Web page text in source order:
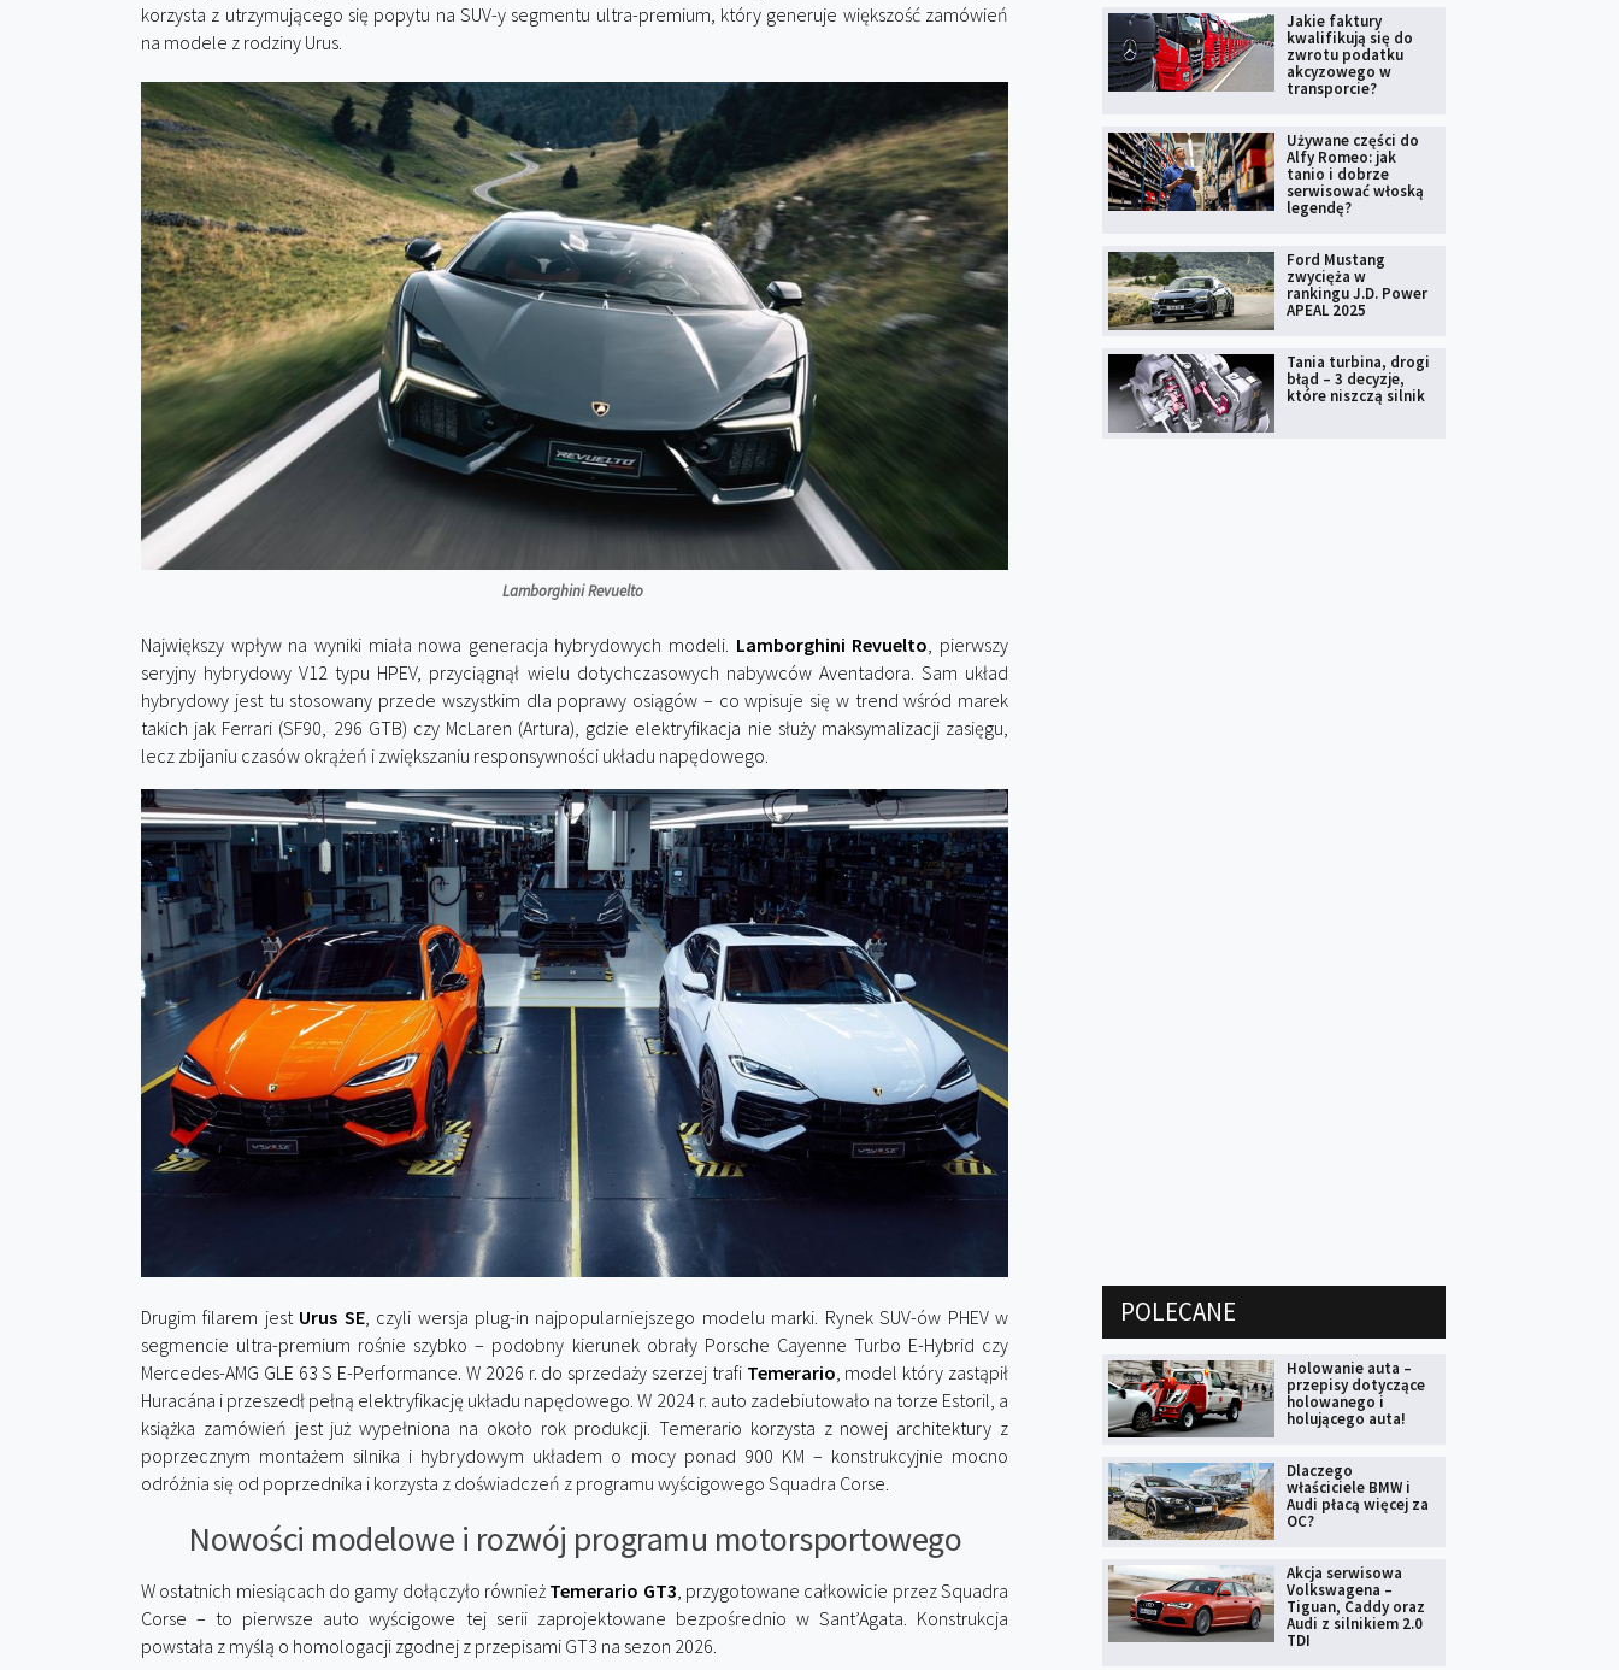
korzysta z utrzymującego się popytu na SUV-y segmentu ultra-premium, który generuje większość zamówień
na modele z rodziny Urus.
Lamborghini Revuelto
Największy wpływ na wyniki miała nowa generacja hybrydowych modeli. Lamborghini Revuelto, pierwszy
seryjny hybrydowy V12 typu HPEV, przyciągnął wielu dotychczasowych nabywców Aventadora. Sam układ
hybrydowy jest tu stosowany przede wszystkim dla poprawy osiągów – co wpisuje się w trend wśród marek
takich jak Ferrari (SF90, 296 GTB) czy McLaren (Artura), gdzie elektryfikacja nie służy maksymalizacji zasięgu,
lecz zbijaniu czasów okrążeń i zwiększaniu responsywności układu napędowego.
Drugim filarem jest Urus SE, czyli wersja plug-in najpopularniejszego modelu marki. Rynek SUV-ów PHEV w
segmencie ultra-premium rośnie szybko – podobny kierunek obrały Porsche Cayenne Turbo E-Hybrid czy
Mercedes-AMG GLE 63 S E-Performance. W 2026 r. do sprzedaży szerzej trafi Temerario, model który zastąpił
Huracána i przeszedł pełną elektryfikację układu napędowego. W 2024 r. auto zadebiutowało na torze Estoril, a
książka zamówień jest już wypełniona na około rok produkcji. Temerario korzysta z nowej architektury z
poprzecznym montażem silnika i hybrydowym układem o mocy ponad 900 KM – konstrukcyjnie mocno
odróżnia się od poprzednika i korzysta z doświadczeń z programu wyścigowego Squadra Corse.
Nowości modelowe i rozwój programu motorsportowego
W ostatnich miesiącach do gamy dołączyło również Temerario GT3, przygotowane całkowicie przez Squadra
Corse – to pierwsze auto wyścigowe tej serii zaprojektowane bezpośrednio w Sant’Agata. Konstrukcja
powstała z myślą o homologacji zgodnej z przepisami GT3 na sezon 2026.
Jakie faktury
kwalifikują się do
zwrotu podatku
akcyzowego w
transporcie?
Używane części do
Alfy Romeo: jak
tanio i dobrze
serwisować włoską
legendę?
Ford Mustang
zwycięża w
rankingu J.D. Power
APEAL 2025
Tania turbina, drogi
błąd – 3 decyzje,
które niszczą silnik
POLECANE
Holowanie auta –
przepisy dotyczące
holowanego i
holującego auta!
Dlaczego
właściciele BMW i
Audi płacą więcej za
OC?
Akcja serwisowa
Volkswagena –
Tiguan, Caddy oraz
Audi z silnikiem 2.0
TDI